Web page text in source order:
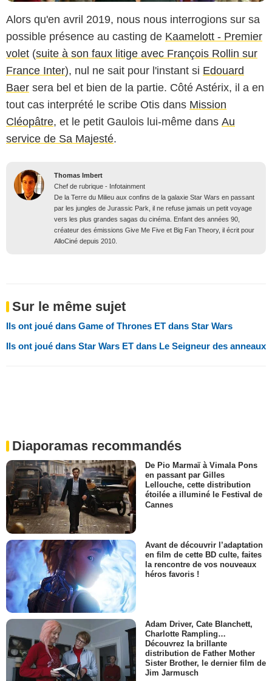
Alors qu'en avril 2019, nous nous interrogions sur sa
possible présence au casting de Kaamelott - Premier
volet (suite à son faux litige avec François Rollin sur
France Inter), nul ne sait pour l'instant si Edouard
Baer sera bel et bien de la partie. Côté Astérix, il a en
tout cas interprété le scribe Otis dans Mission
Cléopâtre, et le petit Gaulois lui-même dans Au
service de Sa Majesté.
Thomas Imbert
Chef de rubrique - Infotainment
De la Terre du Milieu aux confins de la galaxie Star Wars en passant
par les jungles de Jurassic Park, il ne refuse jamais un petit voyage
vers les plus grandes sagas du cinéma. Enfant des années 90,
créateur des émissions Give Me Five et Big Fan Theory, il écrit pour
AlloCiné depuis 2010.
Sur le même sujet
Ils ont joué dans Game of Thrones ET dans Star Wars
Ils ont joué dans Star Wars ET dans Le Seigneur des anneaux
Diaporamas recommandés
De Pio Marmaï à Vimala Pons
en passant par Gilles
Lellouche, cette distribution
étoilée a illuminé le Festival de
Cannes
Avant de découvrir l’adaptation
en film de cette BD culte, faites
la rencontre de vos nouveaux
héros favoris !
Adam Driver, Cate Blanchett,
Charlotte Rampling…
Découvrez la brillante
distribution de Father Mother
Sister Brother, le dernier film de
Jim Jarmusch